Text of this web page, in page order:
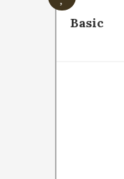
Basic